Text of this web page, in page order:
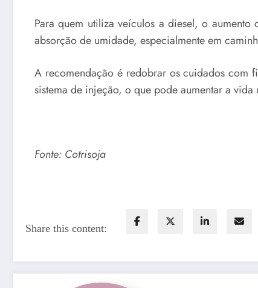
Para quem utiliza veículos a diesel, o
absorção de umidade, especialmente em
A recomendação é redobrar os cuidados com
sistema de injeção, o que pode aumentar a vida
Fonte: Cotrisoja
Share this content: